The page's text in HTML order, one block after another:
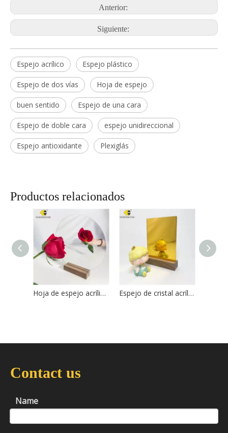
Anterior:
Siguiente:
Espejo acrílico Espejo plástico
Espejo de dos vías Hoja de espejo
buen sentido Espejo de una cara
Espejo de doble cara espejo unidireccional
Espejo antioxidante Plexiglás
Productos relacionados
Hoja de espejo acrílico Goodsense cortada a medida Espejo de cristal acrílico Goodsense
Contact us
Name